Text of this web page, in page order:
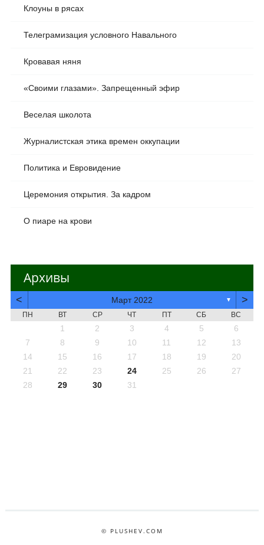
Клоуны в рясах
Телеграмизация условного Навального
Кровавая няня
«Своими глазами». Запрещенный эфир
Веселая школота
Журналистская этика времен оккупации
Политика и Евровидение
Церемония открытия. За кадром
О пиаре на крови
Архивы
< Март 2022 ▼ >
ПН ВТ СР ЧТ ПТ СБ ВС
1 2 3 4 5
6
7
8 9 10 11 12
13
14
15 16 17 18 19
20
21
22 23 24 25 26
27
28
29 30 31
© PLUSHEV.COM